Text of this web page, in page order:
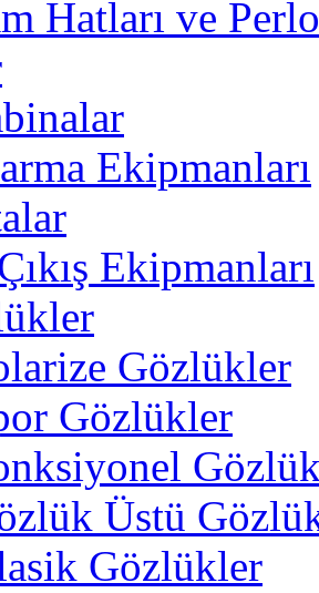
Hatları ve
Ekipmanları
Ekipmanları
Gözlükler
Gözlükler
Üstü
Gözlükler